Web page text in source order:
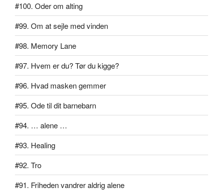
#100. Oder om alting
#99. Om at sejle med vinden
#98. Memory Lane
#97. Hvem er du? Tør du kigge?
#96. Hvad masken gemmer
#95. Ode til dit barnebarn
#94. … alene …
#93. Healing
#92. Tro
#91. Friheden vandrer aldrig alene